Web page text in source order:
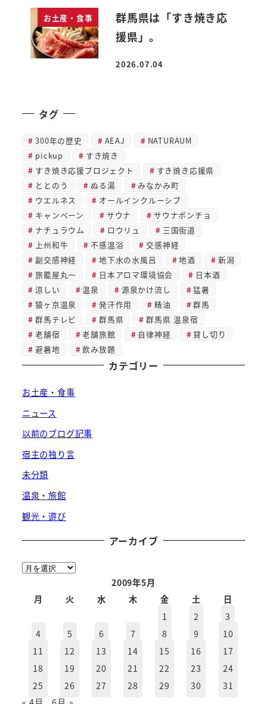
お土産・食事
群馬県は「すき焼き応
援県」。
投稿日
2026.07.04
タグ
300年の歴史 AEAJ
NATURAUM
pickup
すき焼き
すき焼き応援プロジェクト
すき焼き応援県
ととのう
ぬる湯
みなかみ町
ウエルネス
オールインクルーシブ
キャンペーン
サウナ
サウナポンチョ
ナチュラウム
ロウリュ
三国街道
上州和牛
不感温浴
交感神経
副交感神経
地下水の水風呂 地酒
新潟
旅籠屋丸一
日本アロマ環境協会
日本酒
涼しい
温泉 源泉かけ流し
猛暑
猿ヶ京温泉
発汗作用 精油
群馬
群馬テレビ
群馬県
群馬県 温泉宿
老舗宿
老舗旅館 自律神経
貸し切り
避暑地
飲み放題
カテゴリー
お土産・食事
ニュース
以前のブログ記事
宿主の独り言
未分類
温泉・旅館
観光・遊び
アーカイブ
ア
2009年5月
月
火 水 木 金 土
日
1
2
3
4
5 6 7 8 9
10
11
12 13 14 15 16
17
18
19 20 21 22 23
24
25
26 27 28 29 30
31